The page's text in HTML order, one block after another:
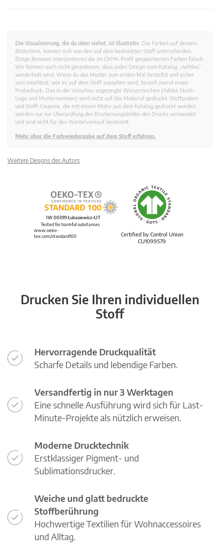
Die Visualisierung, die du oben siehst, ist illustrativ. Die Farben auf deinem
Bildschirm, können sich von den auf dem bedruckten Stoff unterscheiden.
Einige Browser interpretieren die im CMYK-Profil gespeicherten Farben falsch.
Wir können auch nicht garantieren, dass jedes Design vom Katalog „nahtlos”
wiederholt wird. Wenn du das Muster zum ersten Mal bestellst und sicher
sein möchtest, wie es auf dem Stoff aussehen wird, bestell zuerst einen
Probedruck. Das in der Vorschau angezeigte Wasserzeichen (Adobe Stock-
Logo und Musternummer) wird nicht auf das Material gedruckt. Stoffproben
und Stoff-Coupons, die mit einem Motiv aus dem Katalog gedruckt wurden,
werden nur zur Überprüfung des Erscheinungsbildes des Drucks verwendet
und sind nicht für den Weiterverkauf bestimmt.
Mehr über die Farbwiedergabe auf dem Stoff erfahren.
Weitere Designs des Autors
Certified by Control Union
CU1099579
IW 00399 Łukasiewicz-ŁIT
Tested for harmful substances.
www.oeko-
tex.com/standard100
Drucken Sie Ihren individuellen
Stoff
Hervorragende Druckqualität
Scharfe Details und lebendige Farben.
Versandfertig in nur 3 Werktagen
Eine schnelle Ausführung wird sich für Last-
Minute-Projekte als nützlich erweisen.
Moderne Drucktechnik
Erstklassiger Pigment- und
Sublimationsdrucker.
Weiche und glatt bedruckte
Stoffberührung
Hochwertige Textilien für Wohnaccessoires
und Alltag.